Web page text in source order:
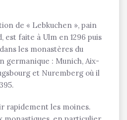
de « Lebkuchen », pain
est faite à Ulm en 1296 puis
les monastères du
germanique : Munich, Aix-
et Nuremberg où il
rapidement les moines.